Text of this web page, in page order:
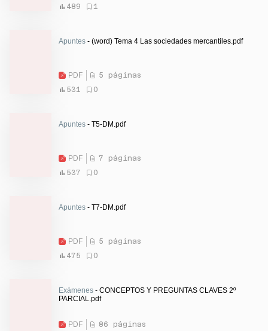
489
1
Apuntes - (word) Tema 4 Las sociedades mercantiles.pdf
PDF
5 páginas
531
0
Apuntes - T5-DM.pdf
PDF
7 páginas
537
0
Apuntes - T7-DM.pdf
PDF
5 páginas
475
0
Exámenes - CONCEPTOS Y PREGUNTAS CLAVES 2º
PARCIAL.pdf
PDF 86 páginas